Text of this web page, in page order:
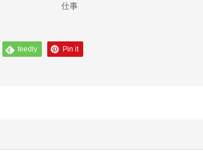
仕事
feedly Pin it